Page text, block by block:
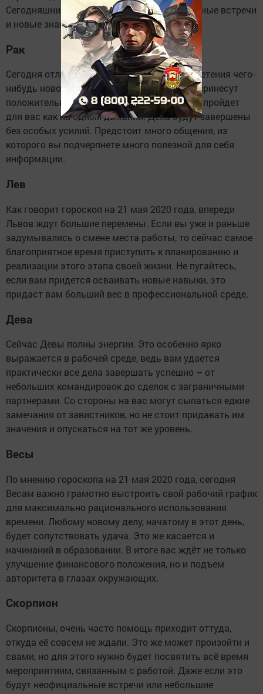
Сегодняшний день готовит для вас интересные встречи
и новые знакомства.
Рак
Сегодня отличный день у Раков для приобретения чего-
нибудь нового. Покупки будут удачными и принесут
положительные эмоции. Весь день сегодня пройдет
для вас как на одном дыхании. Дела будут завершены
без особых усилий. Предстоит много общения, из
которого вы подчерпнете много полезной для себя
информации.
Лев
Как говорит гороскоп на 21 мая 2020 года, впереди
Львов ждут большие перемены. Если вы уже и раньше
задумывались о смене места работы, то сейчас самое
благоприятное время приступить к планированию и
реализации этого этапа своей жизни. Не пугайтесь,
если вам придется осваивать новые навыки, это
придаст вам больший вес в профессиональной среде.
Дева
Сейчас Девы полны энергии. Это особенно ярко
выражается в рабочей среде, ведь вам удается
практически все дела завершать успешно – от
небольших командировок до сделок с заграничными
партнерами. Со стороны на вас могут сыпаться едкие
замечания от завистников, но не стоит придавать им
значения и опускаться на тот же уровень.
Весы
По мнению гороскопа на 21 мая 2020 года, сегодня
Весам важно грамотно выстроить свой рабочий график
для максимально рационального использования
времени. Любому новому делу, начатому в этот день,
будет сопутствовать удача. Это же касается и
начинаний в образовании. В итоге вас ждёт не только
улучшение финансового положения, но и подъем
авторитета в глазах окружающих.
Скорпион
Скорпионы, очень часто помощь приходит оттуда,
откуда её совсем не ждали. Это же может произойти и
свами, но для этого нужно будет посвятить всё время
мероприятиям, связанным с работой. Даже если это
будут неофициальные встречи или небольшие